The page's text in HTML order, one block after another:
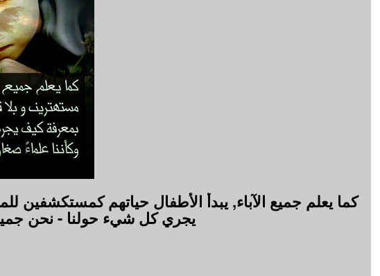
كما يعلم جميع الآباء, يبدأ الأطفال حياتهم كمستكشفين
يجري كل شيء حولنا - نحن